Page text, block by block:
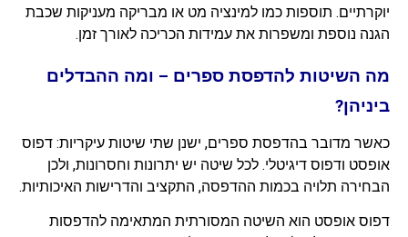
יוקרתיים. תוספות כמו למינציה מט או מבריקה מעניקות שכבת
הגנה נוספת ומשפרות את עמידות הכריכה לאורך זמן.
מה השיטות להדפסת ספרים – ומה ההבדלים
ביניהן?
כאשר מדובר בהדפסת ספרים, ישנן שתי שיטות עיקריות: דפוס
אופסט ודפוס דיגיטלי. לכל שיטה יש יתרונות וחסרונות, ולכן
הבחירה תלויה בכמות ההדפסה, התקציב והדרישות האיכותיות.
דפוס אופסט הוא השיטה המסורתית המתאימה להדפסות